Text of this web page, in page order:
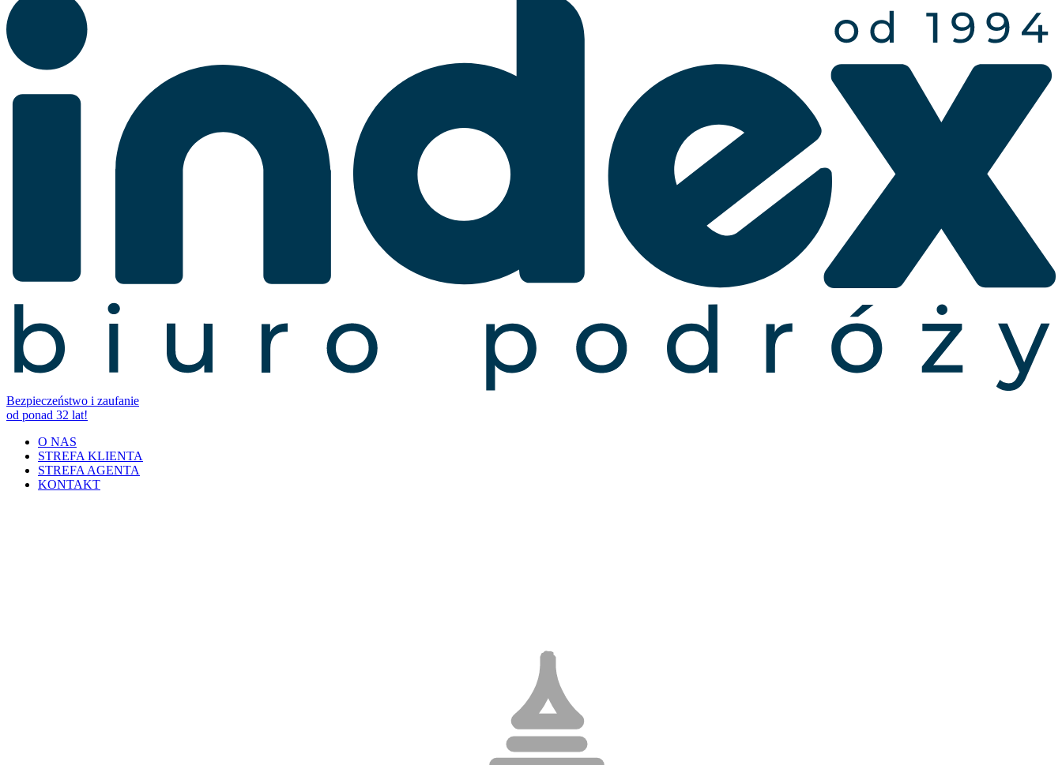
Bezpieczeństwo i zaufanie
od ponad 32 lat!
O NAS
STREFA KLIENTA
STREFA AGENTA
KONTAKT